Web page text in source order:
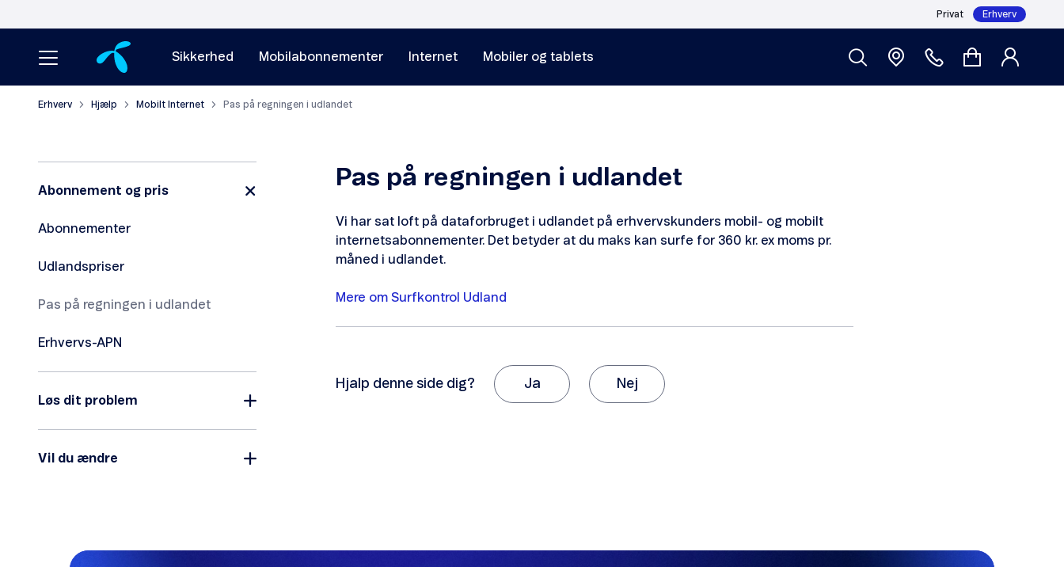
Privat Erhverv
Sikkerhed Mobilabonnementer Internet Mobiler og tablets
Erhverv Hjælp Mobilt Internet Pas på regningen i udlandet
Abonnement og pris
Abonnementer
Udlandspriser
Pas på regningen i udlandet
Erhvervs-APN
Løs dit problem
Vil du ændre
Pas på regningen i udlandet
Vi har sat loft på dataforbruget i udlandet på erhvervskunders mobil- og mobilt
internetsabonnementer. Det betyder at du maks kan surfe for 360 kr. ex moms pr.
måned i udlandet.
Mere om Surfkontrol Udland
Hjalp denne side dig? Ja Nej